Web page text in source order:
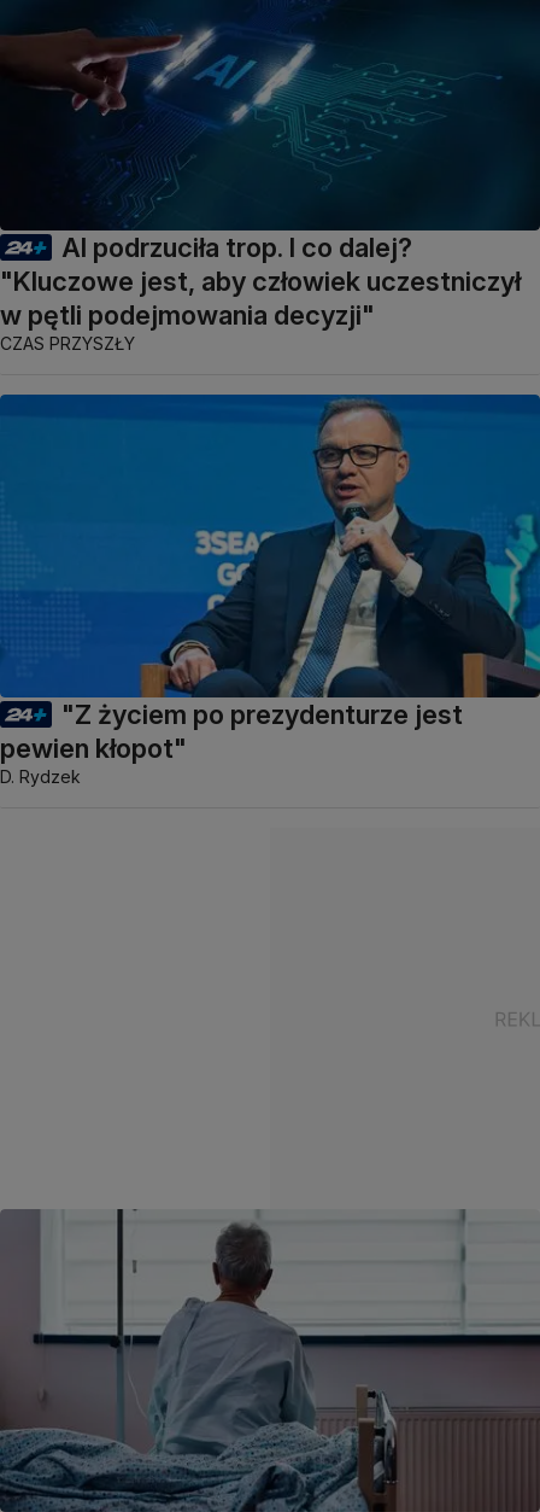
AI podrzuciła trop. I co dalej?
"Kluczowe jest, aby człowiek uczestniczył
w pętli podejmowania decyzji"
CZAS PRZYSZŁY
"Z życiem po prezydenturze jest
pewien kłopot"
D. Rydzek